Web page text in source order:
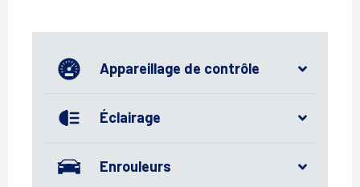
Appareillage de contrôle
Éclairage
Enrouleurs